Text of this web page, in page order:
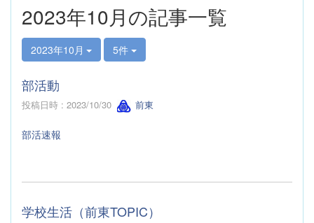
2023年10月の記事一覧
2023年10月 5件
部活動
投稿日時 : 2023/10/30 前東
部活速報
学校生活（前東TOPIC）